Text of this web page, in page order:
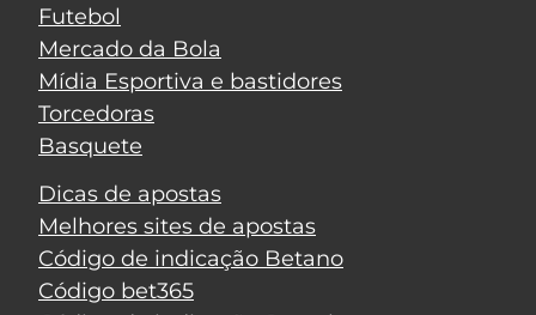
Futebol
Mercado da Bola
Mídia Esportiva e bastidores
Torcedoras
Basquete
Dicas de apostas
Melhores sites de apostas
Código de indicação Betano
Código bet365